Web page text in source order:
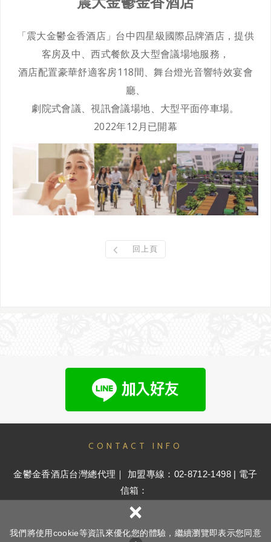
我們將使用cookie等資訊來優化您的體驗，繼續瀏覽即表示您同意
×
「震大金鬱金香酒店」台中四星級國際品牌酒店，提供
客房及中、西式餐飲及大型會議場地服務，
酒店配置豪華舒適客房118間、舞台燈光音響特效宴會
廳、
劇院式會議、視訊會議場地、大型平面停車場。
2022年12月已開幕
回上頁
CONTACT INFO
金鬱金香酒店台灣總代理｜ 加盟專線：02-8712-1498 | 電子
信箱：
roy@goldentulip.com.tw 或 Knox.yeh@goldentulip.com.tw